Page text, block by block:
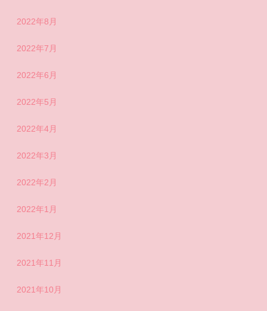
2022年8月
2022年7月
2022年6月
2022年5月
2022年4月
2022年3月
2022年2月
2022年1月
2021年12月
2021年11月
2021年10月